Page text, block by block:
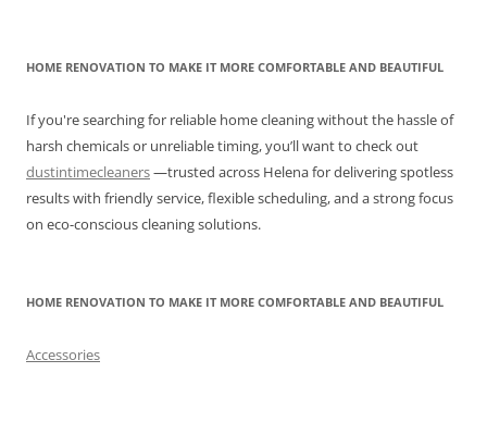
HOME RENOVATION TO MAKE IT MORE COMFORTABLE AND BEAUTIFUL
If you're searching for reliable home cleaning without the hassle of
harsh chemicals or unreliable timing, you’ll want to check out
dustintimecleaners—trusted across Helena for delivering spotless
results with friendly service, flexible scheduling, and a strong focus
on eco-conscious cleaning solutions.
HOME RENOVATION TO MAKE IT MORE COMFORTABLE AND BEAUTIFUL
Accessories